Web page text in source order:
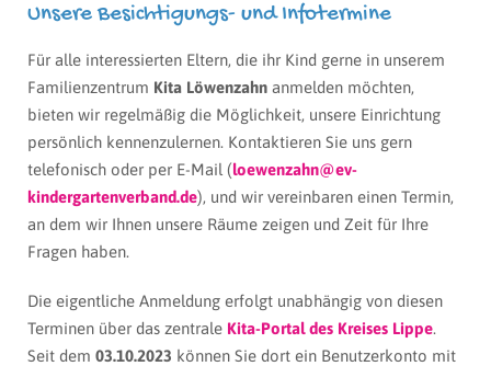
Unsere Besichtigungs- und Infotermine
Für alle interessierten Eltern, die ihr Kind gerne in unserem
Familienzentrum Kita Löwenzahn anmelden möchten,
bieten wir regelmäßig die Möglichkeit, unsere Einrichtung
persönlich kennenzulernen. Kontaktieren Sie uns gern
telefonisch oder per E-Mail (loewenzahn@ev-
kindergartenverband.de), und wir vereinbaren einen Termin,
an dem wir Ihnen unsere Räume zeigen und Zeit für Ihre
Fragen haben.
Die eigentliche Anmeldung erfolgt unabhängig von diesen
Terminen über das zentrale Kita-Portal des Kreises Lippe.
Seit dem 03.10.2023 können Sie dort ein Benutzerkonto mit